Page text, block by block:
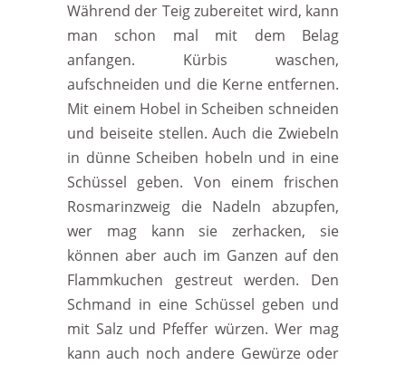
Während der Teig zubereitet wird, kann
man schon mal mit dem Belag
anfangen. Kürbis waschen,
aufschneiden und die Kerne entfernen.
Mit einem Hobel in Scheiben schneiden
und beiseite stellen. Auch die Zwiebeln
in dünne Scheiben hobeln und in eine
Schüssel geben. Von einem frischen
Rosmarinzweig die Nadeln abzupfen,
wer mag kann sie zerhacken, sie
können aber auch im Ganzen auf den
Flammkuchen gestreut werden. Den
Schmand in eine Schüssel geben und
mit Salz und Pfeffer würzen. Wer mag
kann auch noch andere Gewürze oder